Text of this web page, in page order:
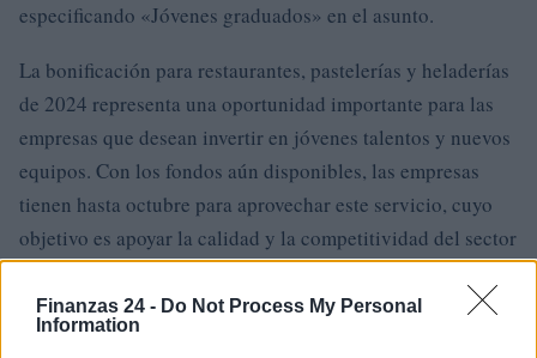
Finanzas 24 - Do Not Process My Personal
Information
especificando «Jóvenes graduados» en el asunto.
La bonificación para restaurantes, pastelerías y heladerías
de 2024 representa una oportunidad importante para las
empresas que desean invertir en jóvenes talentos y nuevos
equipos. Con los fondos aún disponibles, las empresas
tienen hasta octubre para aprovechar este servicio, cuyo
objetivo es apoyar la calidad y la competitividad del sector